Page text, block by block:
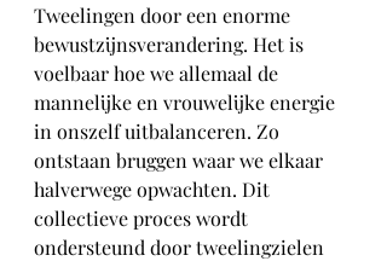
Tweelingen door een enorme
bewustzijnsverandering. Het is
voelbaar hoe we allemaal de
mannelijke en vrouwelijke energie
in onszelf uitbalanceren. Zo
ontstaan bruggen waar we elkaar
halverwege opwachten. Dit
collectieve proces wordt
ondersteund door tweelingzielen